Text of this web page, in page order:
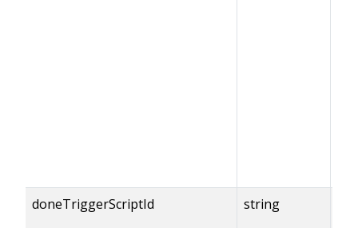
doneTriggerScriptId string